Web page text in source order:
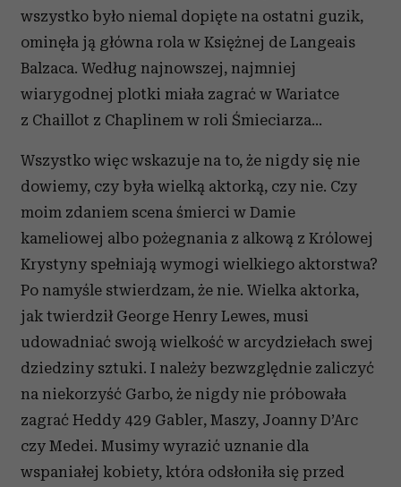
wszystko było niemal dopięte na ostatni guzik,
ominęła ją główna rola w Księżnej de Langeais
Balzaca. Według najnowszej, najmniej
wiarygodnej plotki miała zagrać w Wariatce
z Chaillot z Chaplinem w roli Śmieciarza…
Wszystko więc wskazuje na to, że nigdy się nie
dowiemy, czy była wielką aktorką, czy nie. Czy
moim zdaniem scena śmierci w Damie
kameliowej albo pożegnania z alkową z Królowej
Krystyny spełniają wymogi wielkiego aktorstwa?
Po namyśle stwierdzam, że nie. Wielka aktorka,
jak twierdził George Henry Lewes, musi
udowadniać swoją wielkość w arcydziełach swej
dziedziny sztuki. I należy bezwzględnie zaliczyć
na niekorzyść Garbo, że nigdy nie próbowała
zagrać Heddy 429 Gabler, Maszy, Joanny D’Arc
czy Medei. Musimy wyrazić uznanie dla
wspaniałej kobiety, która odsłoniła się przed